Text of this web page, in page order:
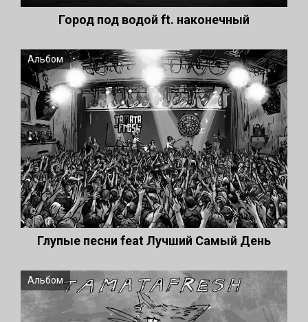
Город под водой ft. наконечный
Альбом
Глупые песни feat Лучший Самый День
Альбом